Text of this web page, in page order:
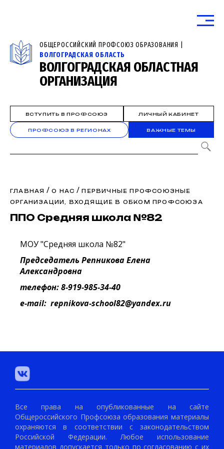
ОБЩЕРОССИЙСКИЙ ПРОФСОЮЗ ОБРАЗОВАНИЯ |
ВОЛГОГРАДСКАЯ ОБЛАСТЬ
ВОЛГОГРАДСКАЯ ОБЛАСТНАЯ
ОРГАНИЗАЦИЯ
ВСТУПИТЬ В ПРОФСОЮЗ ЛИЧНЫЙ КАБИНЕТ
ПРОФСОЮЗ В РЕГИОНАХ ВАЖНЫЕ ТЕМЫ
ГЛАВНАЯ /О НАС /ПЕРВИЧНЫЕ ПРОФСОЮЗНЫЕ
ОРГАНИЗАЦИИ, ВХОДЯЩИЕ В ОБКОМ ПРОФСОЮЗА
ППО Средняя школа №82
МОУ "Средняя школа №82"
Председатель Репникова Елена
Александровна
телефон: 8-919-985-34-40
e-mail: repnikova-school82@yandex.ru
Все права на опубликованные на сайте
Общероссийского Профсоюза образования материалы
охраняются в соответствии с законодательством
Российской Федерации. Любое использование
материалов допускается только по согласованию с их